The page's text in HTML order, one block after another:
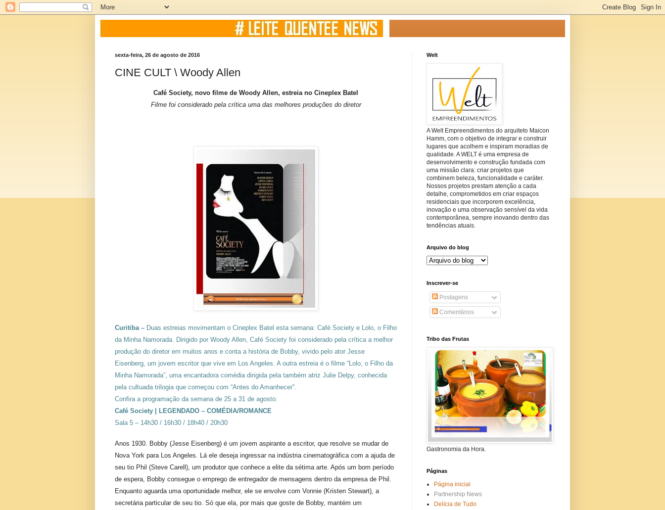
sexta-feira, 26 de agosto de 2016
CINE CULT \ Woody Allen
Café Society, novo filme de Woody Allen, estreia no Cineplex Batel
Filme foi considerado pela crítica uma das melhores produções do diretor
Curitiba – Duas estreias movimentam o Cineplex Batel esta semana: Café Society e Lolo, o Filho
da Minha Namorada. Dirigido por Woody Allen, Café Society foi considerado pela crítica a melhor
produção do diretor em muitos anos e conta a história de Bobby, vivido pelo ator Jesse
Eisenberg, um jovem escritor que vive em Los Angeles. A outra estreia é o filme “Lolo, o Filho da
Minha Namorada”, uma encantadora comédia dirigida pela também atriz Julie Delpy, conhecida
pela cultuada trilogia que começou com “Antes do Amanhecer”.
Confira a programação da semana de 25 a 31 de agosto:
Café Society | LEGENDADO – COMÉDIA/ROMANCE
Sala 5 – 14h30 / 16h30 / 18h40 / 20h30
Anos 1930. Bobby (Jesse Eisenberg) é um jovem aspirante a escritor, que resolve se mudar de
Nova York para Los Angeles. Lá ele deseja ingressar na indústria cinematográfica com a ajuda de
seu tio Phil (Steve Carell), um produtor que conhece a elite da sétima arte. Após um bom período
de espera, Bobby consegue o emprego de entregador de mensagens dentro da empresa de Phil.
Enquanto aguarda uma oportunidade melhor, ele se envolve com Vonnie (Kristen Stewart), a
secretária particular de seu tio. Só que ela, por mais que goste de Bobby, mantém um
Welt
A Welt Empreendimentos do arquiteto Maicon
Hamm, com o objetivo de integrar e construir
lugares que acolhem e inspiram moradias de
qualidade. A WELT é uma empresa de
desenvolvimento e construção fundada com
uma missão clara: criar projetos que
combinem beleza, funcionalidade e caráter.
Nossos projetos prestam atenção a cada
detalhe, comprometidos em criar espaços
residenciais que incorporem excelência,
inovação e uma observação sensível da vida
contemporânea, sempre inovando dentro das
tendências atuais.
Arquivo do blog
Inscrever-se
Postagens
Comentários
Tribo das Frutas
Gastronomia da Hora.
Páginas
Página inicial
Partnership News
Delícia de Tudo